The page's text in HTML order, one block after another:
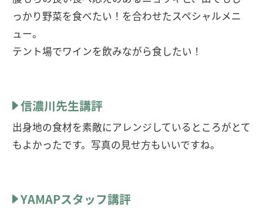
っかり野菜を食べたい！を合わせたスペシャルメニ
ュー。
テント場でワインを飲みながら食したい！
信濃川先生講評
出身地の食材を素敵にアレンジしているところがとて
もよかったです。写真の見せ方もいいですね。
YAMAPスタッフ講評